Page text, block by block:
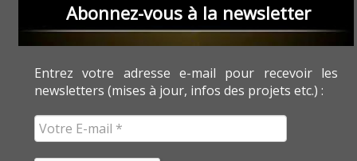
Abonnez-vous à la newsletter
Entrez votre adresse e-mail pour recevoir les
newsletters (mises à jour, infos des projets etc.) :